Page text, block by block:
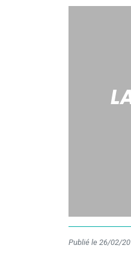
Publié le 26/02/